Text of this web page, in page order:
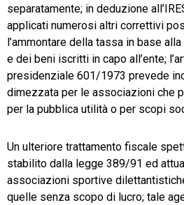
separatamente; in deduzione
applicati numerosi altri correttivi
l’ammontare della tassa in base
e dei beni iscritti in capo all’ente;
presidenziale 601/1973 prevede
dimezzata per le associazioni che
per la pubblica utilità o per scopi
Un ulteriore trattamento fiscale
stabilito dalla legge 389/91 ed
associazioni sportive
quelle senza scopo di lucro; tale